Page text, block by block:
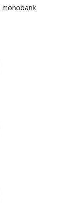
monobank